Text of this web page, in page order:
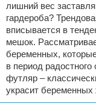
лишний вес
гардероба?
вписывается в
мешок.
беременных,
в период
футляр –
украсит